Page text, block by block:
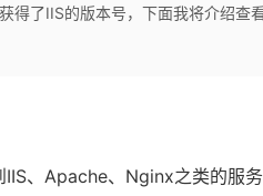
得了IIS的版本号，下面我将介绍查
IIS、Apache、 Nginx之类的服